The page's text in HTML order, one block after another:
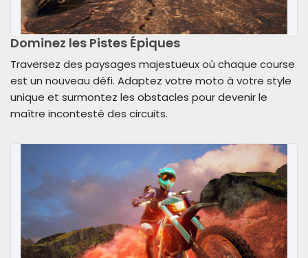
Dominez les Pistes Épiques
Traversez des paysages majestueux où chaque course
est un nouveau défi. Adaptez votre moto à votre style
unique et surmontez les obstacles pour devenir le
maître incontesté des circuits.